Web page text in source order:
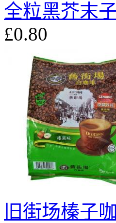
全粒黑芥末
£0.80
旧街场榛子